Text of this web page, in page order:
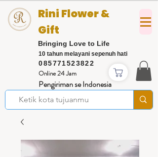
085771523822
Rini Flower &
Gift
Bringing Love to Life
Online 24 Jam
Pengiriman se Indonesia
10 tahun melayani sepenuh hati